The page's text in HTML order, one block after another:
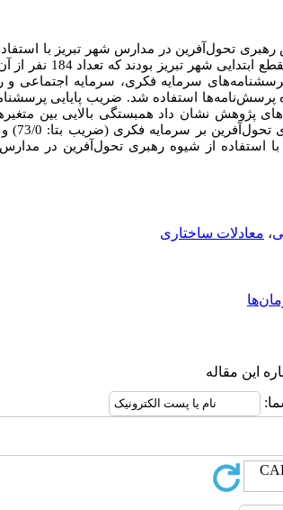
تحول‌آفرین در مدارس شهر تبریز با
توصیفی و همبستگی بود. جامعه‌ی آماری،
سرمایه فکری، سرمایه اجتماعی و
پرسش‌نامه‌ها استفاده شد. ضریب پایایی
با 89/0، 97/0 و 94/0 محاسبه شد. یافته‌های پژوهش نشان داد همبستگی بالایی
وجود دارد و
که با استفاده از شیوه رهبری تحول‌آفرین در
، معادلات ساختاری
این مقاله